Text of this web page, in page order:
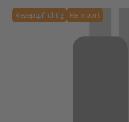
Rezeptpflichtig Reimport